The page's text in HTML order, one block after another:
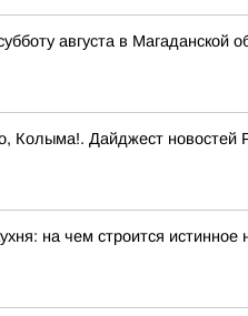
августа в Магаданской
Колыма!. Дайджест новостей
на чем строится